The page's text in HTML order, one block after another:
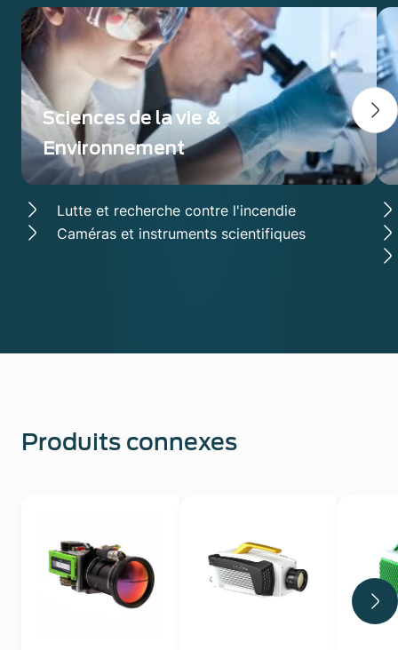
Sciences de la vie &
Environnement
Lutte et recherche contre l'incendie
Caméras et instruments scientifiques
Produits connexes